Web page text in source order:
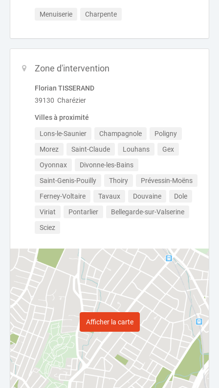
Menuiserie Charpente
Zone d'intervention
Florian TISSERAND
39130 Charézier
Villes à proximité
Lons-le-Saunier Champagnole
Poligny
Morez
Saint-Claude Louhans
Gex
Oyonnax
Divonne-les-Bains
Saint-Genis-Pouilly
Thoiry
Prévessin-Moëns
Ferney-Voltaire
Tavaux Douvaine
Dole
Viriat
Pontarlier
Bellegarde-sur-Valserine
Sciez
Afficher la carte